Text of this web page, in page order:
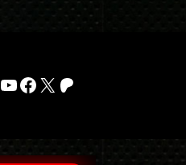
YouTube
Facebook
X Patreon